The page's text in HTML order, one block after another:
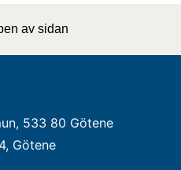
av sidan
533 80 Götene
Götene